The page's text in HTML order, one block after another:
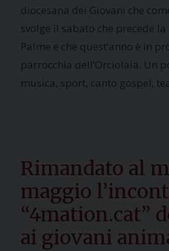
diocesana dei Giovani che
svolge il sabato che precede
Palme e che quest’anno è in
parrocchia dell’Orciolaia. Un
musica, sport, canto gospel,
Rimandato al
maggio
“4mation.cat”
ai giovani